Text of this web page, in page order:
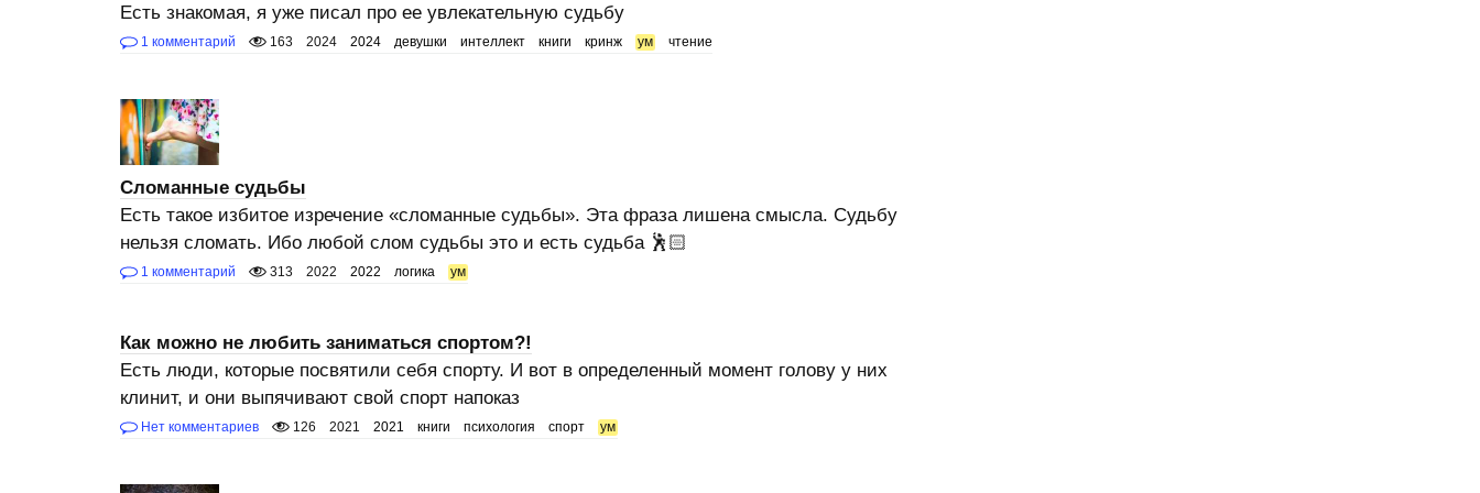
Есть знакомая, я уже писал про ее увлекательную судьбу
1 комментарий 163 2024 2024 девушки интеллект книги кринж ум чтение
Сломанные судьбы
Есть такое избитое изречение «сломанные судьбы». Эта фраза лишена смысла. Судьбу
нельзя сломать. Ибо любой слом судьбы это и есть судьба 🕺🏻
1 комментарий 313 2022 2022 логика ум
Как можно не любить заниматься спортом?!
Есть люди, которые посвятили себя спорту. И вот в определенный момент голову у них
клинит, и они выпячивают свой спорт напоказ
Нет комментариев 126 2021 2021 книги психология спорт ум